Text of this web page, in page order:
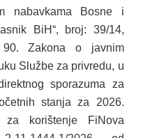
Bosne i
BiH“, broj: 39/14,
Zakona o javnim
Službe za privredu, u
sporazuma za
stanja za 2026.
korištenje FiNova